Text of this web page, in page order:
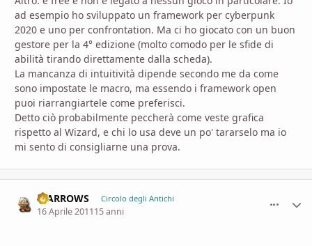
ad esempio ho sviluppato un framework per cyberpunk
2020 e uno per confrontation. Ma ci ho giocato con un buon
gestore per la 4° edizione (molto comodo per le sfide di
abilità tirando direttamente dalla scheda).
La mancanza di intuitività dipende secondo me da come
sono impostate le macro, ma essendo i framework open
puoi riarrangiartele come preferisci.
Detto ciò probabilmente peccherà come veste grafica
rispetto al Wizard, e chi lo usa deve un po' tararselo ma io
mi sento di consigliarne una prova.
II ARROWS Circolo degli Antichi
16 Aprile 201115 anni